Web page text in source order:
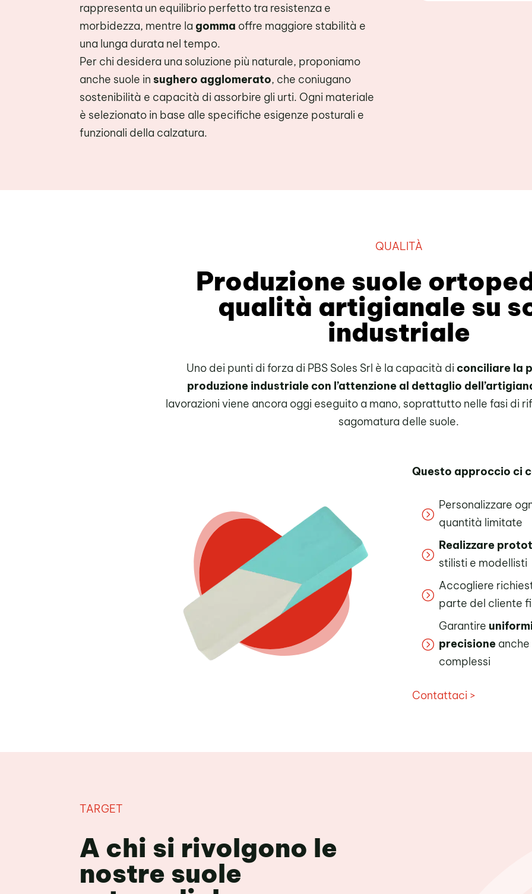
rappresenta un equilibrio perfetto tra resistenza e
morbidezza, mentre la gomma offre maggiore stabilità e
una lunga durata nel tempo.
Per chi desidera una soluzione più naturale, proponiamo
anche suole in sughero agglomerato, che coniugano
sostenibilità e capacità di assorbire gli urti. Ogni materiale
è selezionato in base alle specifiche esigenze posturali e
funzionali della calzatura.
QUALITÀ
Produzione suole
qualità artigianale su
industriale
Uno dei punti di forza di PBS Soles Srl è la capacità di conciliare la
produzione industriale con l’attenzione al dettaglio
lavorazioni viene ancora oggi eseguito a mano, soprattutto nelle fasi di
sagomatura delle suole.
Questo approccio ci
=
Personalizzare
quantità limitate
=
Realizzare
stilisti e modellisti
=
Accogliere
parte del cliente
=
Garantire
precisione
complessi
Contattaci >
TARGET
A chi si rivolgono le
nostre suole